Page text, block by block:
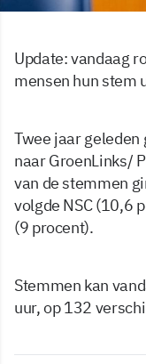
Update: vandaag
mensen hun stem
Twee jaar
naar GroenLinks/
van de stemmen
volgde NSC (10,6
(9 procent).
Stemmen kan
uur, op 132